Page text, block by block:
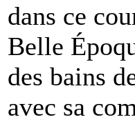
dans ce
Belle
des bains
avec sa